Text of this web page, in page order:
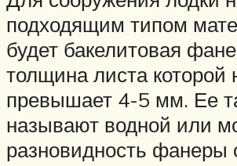
подходящим типом
будет бакелитовая
толщина листа которой
превышает 4-5 мм. Ее
называют водной или
разновидность фанеры